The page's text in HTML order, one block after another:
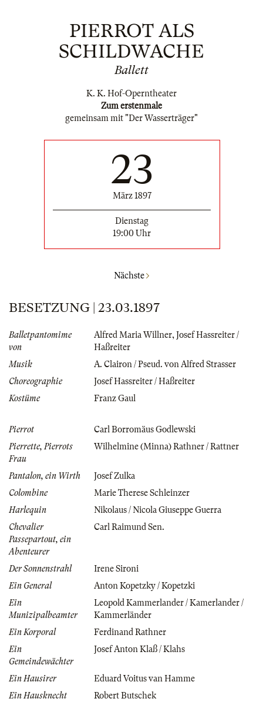
PIERROT ALS
SCHILDWACHE
Ballett
K. K. Hof-Operntheater
Zum erstenmale
gemeinsam mit "Der Wasserträger"
23
März 1897
Dienstag
19:00 Uhr
Nächste
BESETZUNG | 23.03.1897
Balletpantomime
von
Alfred Maria Willner, Josef Hassreiter /
Haßreiter
Musik
A. Clairon / Pseud. von Alfred Strasser
Choreographie
Josef Hassreiter / Haßreiter
Kostüme
Franz Gaul
Pierrot
Carl Borromäus Godlewski
Pierrette, Pierrots
Frau
Wilhelmine (Minna) Rathner / Rattner
Pantalon, ein Wirth
Josef Zulka
Colombine
Marie Therese Schleinzer
Harlequin
Nikolaus / Nicola Giuseppe Guerra
Chevalier
Passepartout, ein
Abenteurer
Carl Raimund Sen.
Der Sonnenstrahl
Irene Sironi
Ein General
Anton Kopetzky / Kopetzki
Ein
Munizipalbeamter
Leopold Kammerlander / Kamerlander /
Kammerländer
Ein Korporal
Ferdinand Rathner
Ein
Gemeindewächter
Josef Anton Klaß / Klahs
Ein Hausirer
Eduard Voitus van Hamme
Ein Hausknecht
Robert Butschek